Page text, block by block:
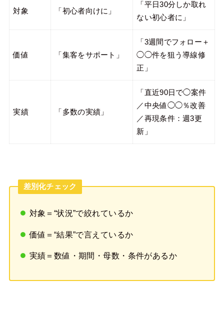
対象 「初心者向けに」
「平日30分しか取れ
ない初心者に」
価値 「集客をサポート」
「3週間でフォロー＋
◯◯件を狙う導線修
正」
実績 「多数の実績」
「直近90日で◯案件
／中央値◯◯％改善
／再現条件：週3更
新」
差別化チェック
対象＝“状況”で絞れているか
価値＝“結果”で言えているか
実績＝数値・期間・母数・条件があるか